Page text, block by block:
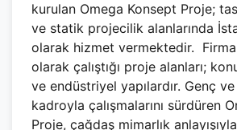
kurulan Omega Konsept Proje;
ve statik projecilik alanlarında
olarak hizmet vermektedir.
olarak çalıştığı proje alanları;
ve endüstriyel yapılardır. Genç
kadroyla çalışmalarını sürdüren
Proje, çağdaş mimarlık